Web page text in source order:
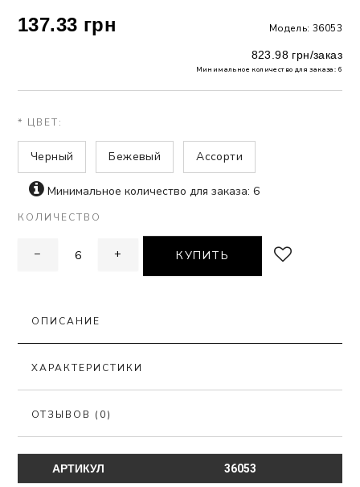
137.33 грн Модель: 36053
823.98 грн/заказ
Минимальное количество для заказа: 6
* ЦВЕТ:
Черный Бежевый Ассорти
Минимальное количество для заказа: 6
КОЛИЧЕСТВО
− + КУПИТЬ
ОПИСАНИЕ
ХАРАКТЕРИСТИКИ
ОТЗЫВОВ (0)
АРТИКУЛ 36053